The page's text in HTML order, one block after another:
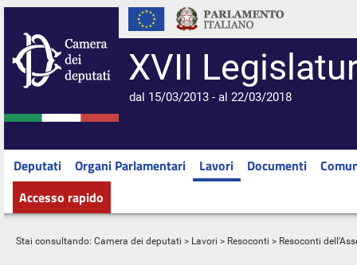
XVII
dal 15/03/2013 - al 22/03/2018
Deputati Organi Parlamentari Lavori Documenti
Accesso rapido
Stai consultando: Camera dei deputati > Lavori > Resoconti > Resoconti